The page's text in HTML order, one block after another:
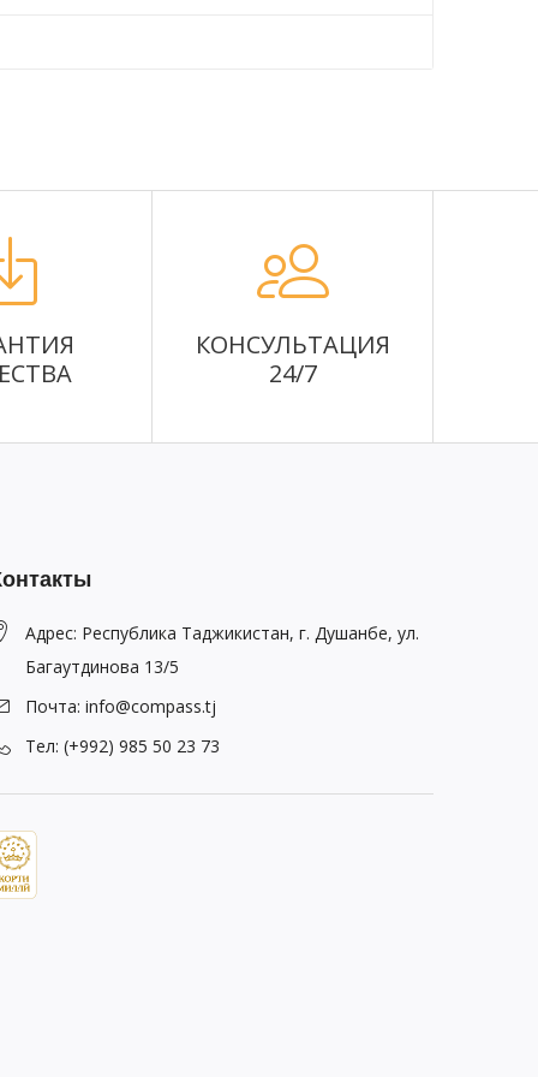
КОНСУЛЬТАЦИЯ
24/7
Адрес: Республика Таджикистан, г. Душанбе, ул.
Багаутдинова 13/5
Почта: info@compass.tj
Тел: (+992) 985 50 23 73